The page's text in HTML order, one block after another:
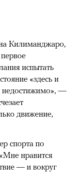
Килиманджаро,
испытать
«здесь и
недостижимо», —
движение,
спорта по
нравится
— и вокруг